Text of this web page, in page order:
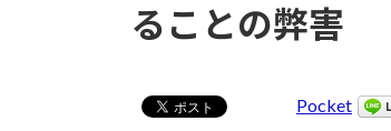
ることの弊害
Pocket